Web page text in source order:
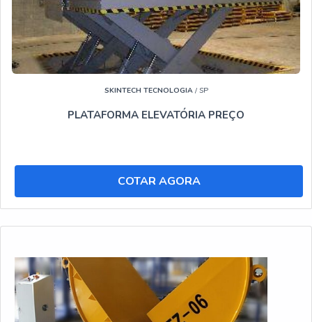
SKINTECH TECNOLOGIA/ SP
PLATAFORMA ELEVATÓRIA PREÇO
COTAR AGORA